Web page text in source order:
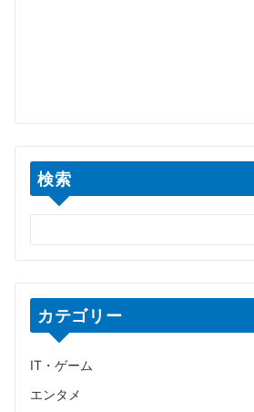
検索
カテゴリー
IT・ゲーム
エンタメ